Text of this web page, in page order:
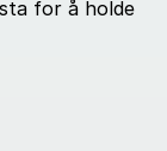
for å holde